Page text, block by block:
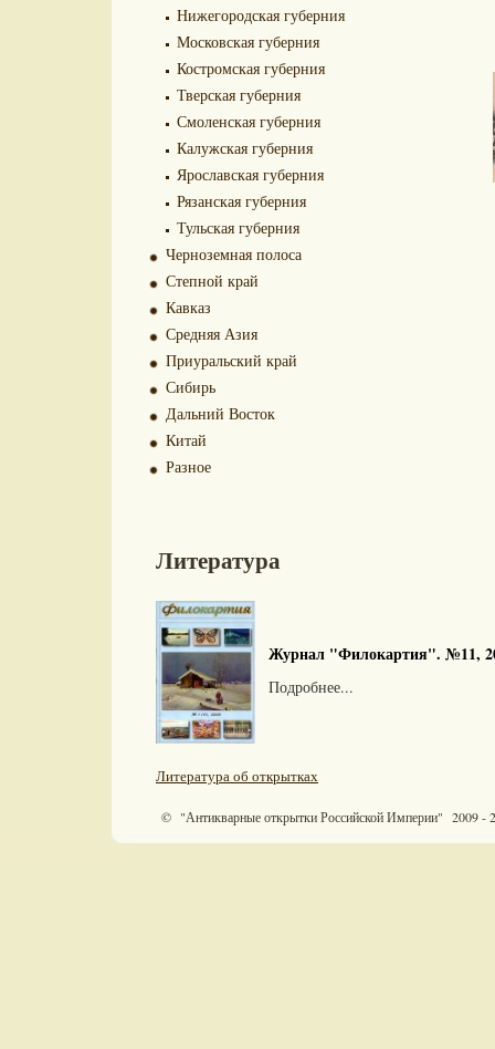
Нижегородская губерния
Московская губерния
Костромская губерния
Тверская губерния
Смоленская губерния
Калужская губерния
Ярославская губерния
Рязанская губерния
Тульская губерния
Черноземная полоса
Степной край
Кавказ
Средняя Азия
Приуральский край
Сибирь
Дальний Восток
Китай
Разное
Литература
Журнал "Филокартия". №11,
Подробнее...
Литература об открытках
© "Антикварные открытки Российской Империи" 2009 -